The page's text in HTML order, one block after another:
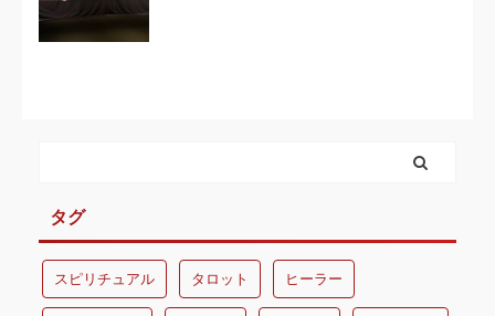
タグ
スピリチュアル タロット ヒーラー